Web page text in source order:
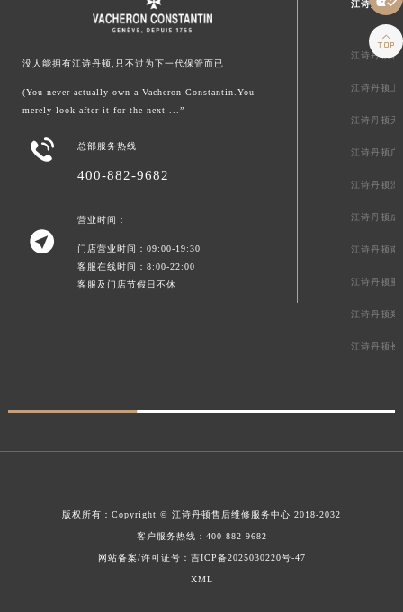
没人能拥有江诗丹顿,只不过为下一代保管而已
(You never actually own a Vacheron Constantin.You
merely look after it for the next ...”
 总部服务热线
400-882-9682

营业时间：
门店营业时间：09:00-19:30
客服在线时间：8:00-22:00
客服及门店节假日不休
江诗丹顿中
江诗丹顿北
江诗丹顿上
江诗丹顿天
江诗丹顿广
江诗丹顿深
江诗丹顿成
江诗丹顿南
江诗丹顿重
江诗丹顿郑
江诗丹顿长
版权所有： Copyright © 江诗丹顿售后维修服务中心 2018-2032
客户服务热线： 400-882-9682
网站备案/许可证号：吉ICP备2025030220号-47
XML
